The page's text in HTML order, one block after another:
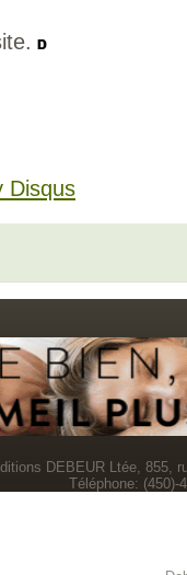
Disqus
DEBEUR Ltée, 855,
Téléphone: (450)-